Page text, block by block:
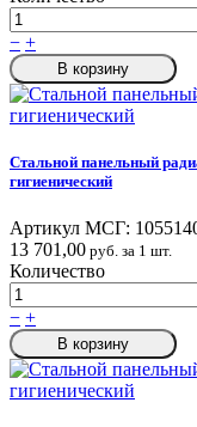
− +
В корзину
Стальной панельный
гигиенический
Артикул МСГ:
13 701,00 руб. за 1 шт.
Количество
− +
В корзину